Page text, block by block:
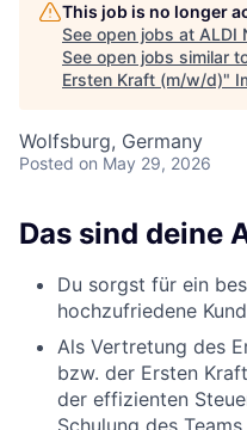
This job is no longer
See open jobs at ALDI
See open jobs similar
Ersten Kraft (m/w/d)"
Wolfsburg, Germany
Posted on May 29, 2026
Das sind deine
Du sorgst für ein
hochzufriedene
Als Vertretung des
bzw. der Ersten
der effizienten
Schulung des Teams